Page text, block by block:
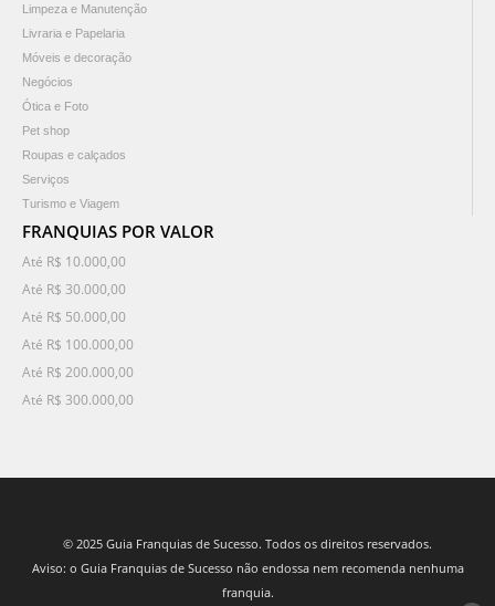
Limpeza e Manutenção
Livraria e Papelaria
Móveis e decoração
Negócios
Ótica e Foto
Pet shop
Roupas e calçados
Serviços
Turismo e Viagem
FRANQUIAS POR VALOR
Até R$ 10.000,00
Até R$ 30.000,00
Até R$ 50.000,00
Até R$ 100.000,00
Até R$ 200.000,00
Até R$ 300.000,00
© 2025 Guia Franquias de Sucesso. Todos os direitos reservados.
Aviso: o Guia Franquias de Sucesso não endossa nem recomenda nenhuma
franquia.